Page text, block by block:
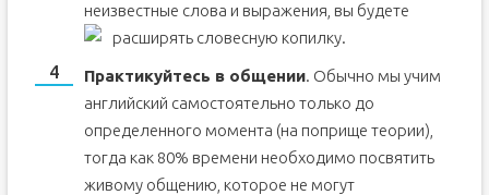
неизвестные слова и выражения, вы будете
расширять словесную копилку.
Практикуйтесь в общении. Обычно мы учим
английский самостоятельно только до
определенного момента (на поприще теории),
тогда как 80% времени необходимо посвятить
живому общению, которое не могут